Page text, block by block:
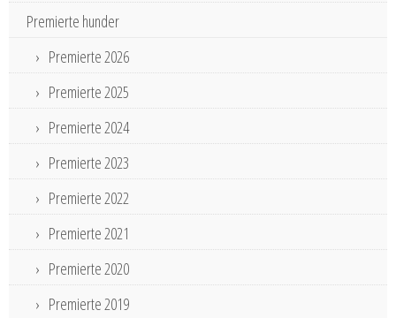
Premierte hunder
Premierte 2026
Premierte 2025
Premierte 2024
Premierte 2023
Premierte 2022
Premierte 2021
Premierte 2020
Premierte 2019